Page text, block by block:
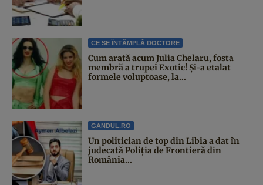
CE SE ÎNTÂMPLĂ DOCTORE
Cum arată acum Julia Chelaru, fosta
membră a trupei Exotic! Și-a etalat
formele voluptoase, la...
GANDUL.RO
Un politician de top din Libia a dat în
judecată Poliția de Frontieră din
România...